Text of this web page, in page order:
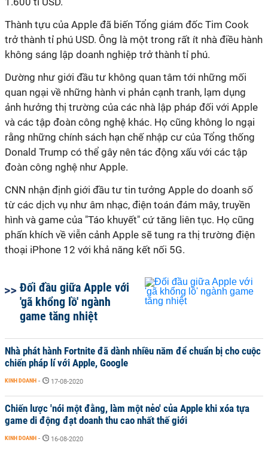
Thành tựu của Apple đã biến Tổng giám đốc Tim Cook
trở thành tỉ phú USD. Ông là một trong rất ít nhà điều hành
không sáng lập doanh nghiệp trở thành tỉ phú.
Dường như giới đầu tư không quan tâm tới những mối
quan ngại về những hành vi phản cạnh tranh, lạm dụng
ảnh hưởng thị trường của các nhà lập pháp đối với Apple
và các tập đoàn công nghệ khác. Họ cũng không lo ngại
rằng những chính sách hạn chế nhập cư của Tổng thống
Donald Trump có thể gây nên tác động xấu với các tập
đoàn công nghệ như Apple.
CNN nhận định giới đầu tư tin tưởng Apple do doanh số
từ các dịch vụ như âm nhạc, điện toán đám mây, truyền
hình và game của "Táo khuyết" cứ tăng liên tục. Họ cũng
phấn khích về viễn cảnh Apple sẽ tung ra thị trường điện
thoại iPhone 12 với khả năng kết nối 5G.
Đối đầu giữa Apple với
'gã khổng lồ' ngành
game tăng nhiệt
Nhà phát hành Fortnite đã dành nhiều năm để chuẩn bị cho cuộc
chiến pháp lí với Apple, Google
KINH DOANH - 17-08-2020
Chiến lược 'nói một đằng, làm một nẻo' của Apple khi xóa tựa
game di động đạt doanh thu cao nhất thế giới
KINH DOANH - 16-08-2020